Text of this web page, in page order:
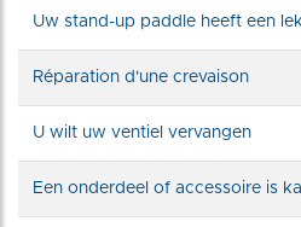
Uw stand-up paddle heeft een
Réparation d'une crevaison
U wilt uw ventiel vervangen
Een onderdeel of accessoire is